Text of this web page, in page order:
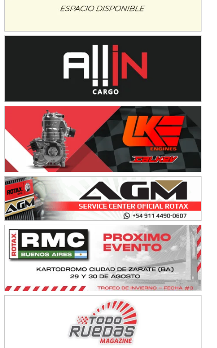
José Samuel Sánchez (Tierra)
TUCUMANO - F5